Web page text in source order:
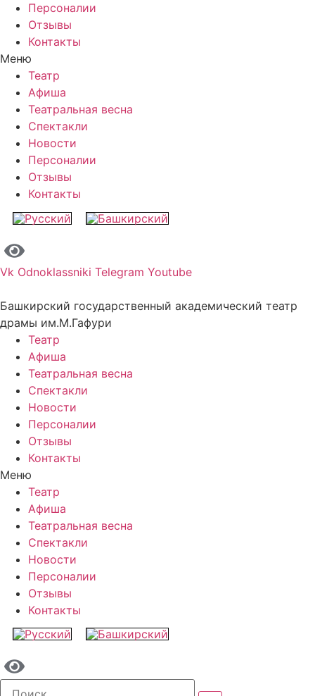
Персоналии
Отзывы
Контакты
Меню
Театр
Афиша
Театральная весна
Спектакли
Новости
Персоналии
Отзывы
Контакты
Vk Odnoklassniki Telegram Youtube
Башкирский государственный академический театр
драмы им.М.Гафури
Театр
Афиша
Театральная весна
Спектакли
Новости
Персоналии
Отзывы
Контакты
Меню
Театр
Афиша
Театральная весна
Спектакли
Новости
Персоналии
Отзывы
Контакты